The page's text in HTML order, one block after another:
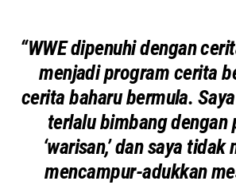
“WWE dipenuhi dengan
menjadi program cerita
cerita baharu bermula.
terlalu bimbang dengan
‘warisan,’ dan saya tidak
mencampur-adukkan